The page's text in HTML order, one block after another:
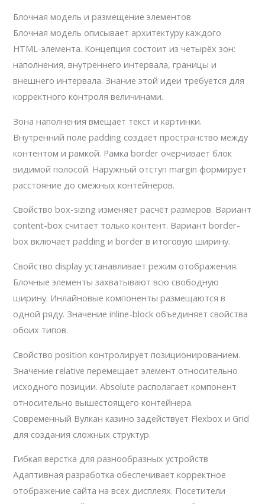
Блочная модель и размещение элементов
Блочная модель описывает архитектуру каждого
HTML-элемента. Концепция состоит из четырёх зон:
наполнения, внутреннего интервала, границы и
внешнего интервала. Знание этой идеи требуется для
корректного контроля величинами.
Зона наполнения вмещает текст и картинки.
Внутренний поле padding создаёт пространство между
контентом и рамкой. Рамка border очерчивает блок
видимой полосой. Наружный отступ margin формирует
расстояние до смежных контейнеров.
Свойство box-sizing изменяет расчёт размеров. Вариант
content-box считает только контент. Вариант border-
box включает padding и border в итоговую ширину.
Свойство display устанавливает режим отображения.
Блочные элементы захватывают всю свободную
ширину. Инлайновые компоненты размещаются в
одной ряду. Значение inline-block объединяет свойства
обоих типов.
Свойство position контролирует позиционированием.
Значение relative перемещает элемент относительно
исходного позиции. Absolute располагает компонент
относительно вышестоящего контейнера.
Современный Вулкан казино задействует Flexbox и Grid
для создания сложных структур.
Гибкая верстка для разнообразных устройств
Адаптивная разработка обеспечивает корректное
отображение сайта на всех дисплеях. Посетители